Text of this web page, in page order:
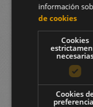
información
de cookies
Cookies
Cookies